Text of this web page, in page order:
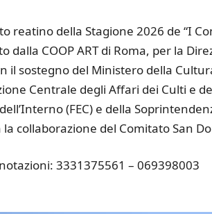
reatino della Stagione 2026 de “I
dalla COOP ART di Roma, per la
il sostegno del Ministero della
Centrale degli Affari dei Culti e
(FEC) e della
la collaborazione del Comitato San
3331375561 – 069398003